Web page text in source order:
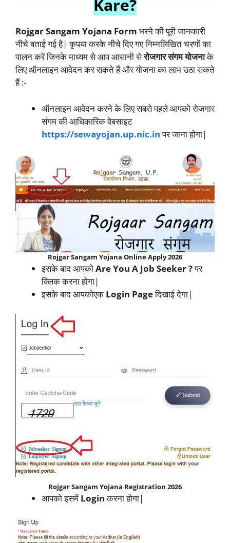
Kare?
Rojgar Sangam Yojana Form भरने की पूरी जानकारी
नीचे बताई गई है| कृपया करके नीचे दिए गए निम्नलिखित चरणों का
पालन करें जिनके माध्यम से आप आसानी सेरोजगार संगम योजनाके
लिए ऑनलाइन आवेदन कर सकते हैं और योजना का लाभ उठा सकते
हैं :-
ऑनलाइन आवेदन करने के लिए सबसे पहले आपको रोजगार
संगम की आधिकारिक वेबसाइट
https://sewayojan.up.nic.inपर जाना होगा|
Rojgar Sangam Yojana Online Apply 2026
इसके बाद आपकोAre You A Job Seeker ?पर
क्लिक करना होगा|
इसके बाद आपकोएक Login Pageदिखाई देगा|
Rojgar Sangam Yojana Registration 2026
आपको इसमें Loginकरना होगा|